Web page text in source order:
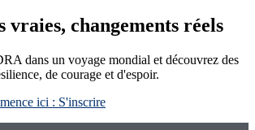
vraies, changements réels
dans un voyage mondial et découvrez des
de courage et d'espoir.
ici : S'inscrire